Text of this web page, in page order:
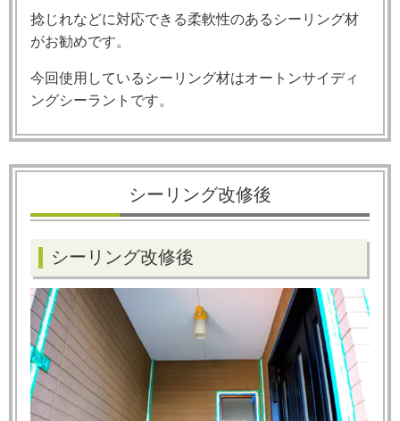
捻じれなどに対応できる柔軟性のあるシーリング材
がお勧めです。
今回使用しているシーリング材はオートンサイディ
ングシーラントです。
シーリング改修後
シーリング改修後